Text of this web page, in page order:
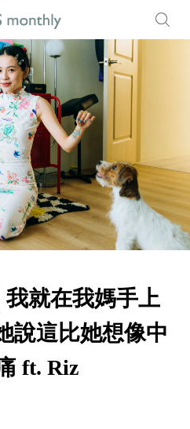
就在我媽手上
說這比她想像中
ft. Riz